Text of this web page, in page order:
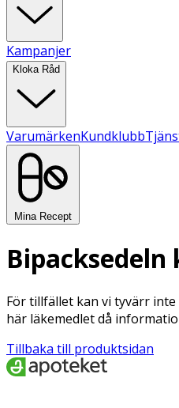
Kampanjer
Kloka Råd
VarumärkenKundklubb
Mina Recept
Bipacksedeln
För tillfället kan vi tyvärr
här läkemedlet då
Tillbaka till produktsidan